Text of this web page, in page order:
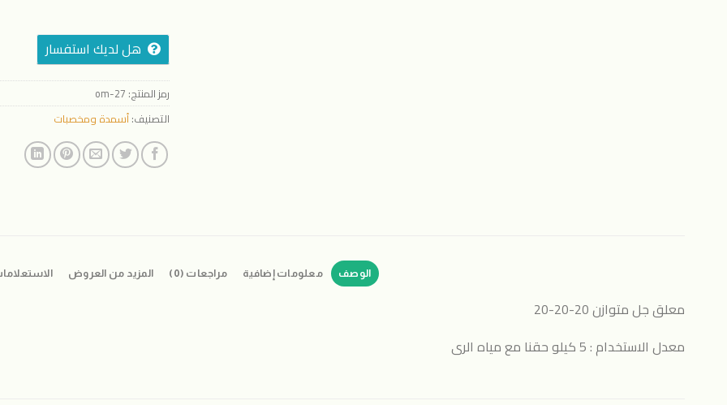
هل لديك استفسار
رمز المنتج: 27-om
التصنيف:أسمدة ومخصبات
الوصف معلومات إضافية مراجعات (0) المزيد من العروض
معلق جل متوازن 20-20-20
معدل الاستخدام : 5 كيلو حقنا مع مياه الرى